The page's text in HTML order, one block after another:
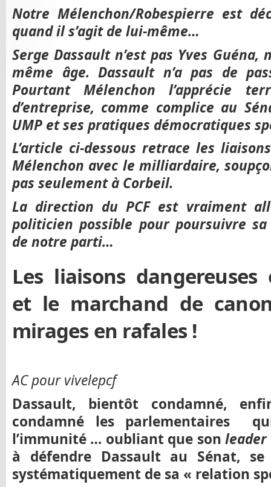
Notre Mélenchon/Robespierre est
quand il s’agit de lui-même…
Serge Dassault n’est pas Yves
même âge. Dassault n’a pas de
Pourtant Mélenchon l’apprécie
d’entreprise, comme complice au
UMP et ses pratiques démocratiques
L’article ci-dessous retrace les
Mélenchon avec le milliardaire,
pas seulement à Corbeil.
La direction du PCF est vraiment
politicien possible pour poursuivre
de notre parti…
Les liaisons
et le marchand de
mirages en rafales !
AC pour vivelepcf
Dassault, bientôt condamné,
condamné les parlementaires
l’immunité … oubliant que sonleader
à défendre Dassault au Sénat,
systématiquement de sa « relation